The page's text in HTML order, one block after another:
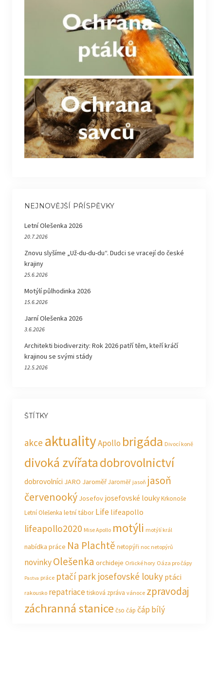
NEJNOVĚJŠÍ PŘÍSPĚVKY
Letní Olešenka 2026
20.7.2026
Znovu slyšíme „Už-du-du-du“. Dudci se vracejí do české
krajiny
25.6.2026
Motýlí půlhodinka 2026
15.6.2026
Jarní Olešenka 2026
3.6.2026
Architekti biodiverzity: Rok 2026 patří těm, kteří kráčí
krajinou se svými stády
12.5.2026
ŠTÍTKY
akce aktualityApollo brigáda Divocí koně
divoká zvířatadobrovolnictví
dobrovolníci JARO JaroměřJaroměř jasoň jasoň
červenooký Josefov josefovské loukyKrkonoše
Letní Olešenka letní tábor Life lifeapollo
lifeapollo2020 Mise Apollo motýli motýlí král
nabídka práce Na Plachtě netopýři noc netopýrů
novinkyOlešenka orchideje Orlické hory Oáza pro čápy
Pastva práce ptačí park josefovské louky ptáci
rakousko repatriacetisková zpráva vánoce zpravodaj
záchranná stanice čso čáp čáp bílý